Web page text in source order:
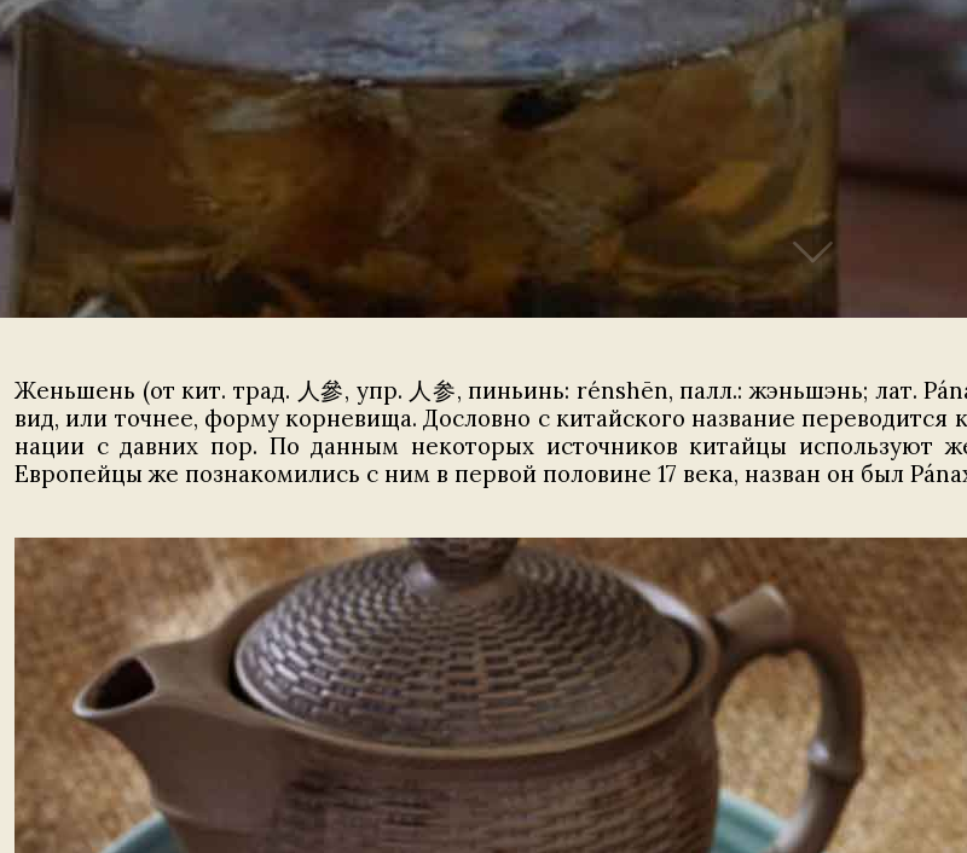
Женьшень (от кит. трад. 人參, упр. 人参, пиньинь: rénshēn, палл.: жэньшэнь; лат.
вид, или точнее, форму корневища. Дословно с китайского название переводится
нации с давних пор. По данным некоторых источников китайцы используют
Европейцы же познакомились с ним в первой половине 17 века, назван он был